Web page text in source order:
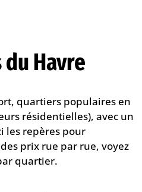
Havre
quartiers populaires en
résidentielles), avec un
les repères pour
prix rue par rue, voyez
quartier.